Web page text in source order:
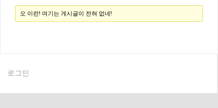
오 이런! 여기는 게시글이 전혀 없네!
로그인